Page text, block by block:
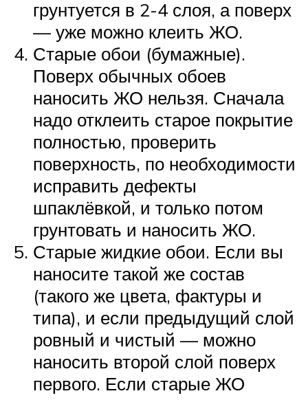
грунтуется в 2-4 слоя, а поверх
— уже можно клеить ЖО.
Старые обои (бумажные).
Поверх обычных обоев
наносить ЖО нельзя. Сначала
надо отклеить старое покрытие
полностью, проверить
поверхность, по необходимости
исправить дефекты
шпаклёвкой, и только потом
грунтовать и наносить ЖО.
Старые жидкие обои. Если вы
наносите такой же состав
(такого же цвета, фактуры и
типа), и если предыдущий слой
ровный и чистый — можно
наносить второй слой поверх
первого. Если старые ЖО